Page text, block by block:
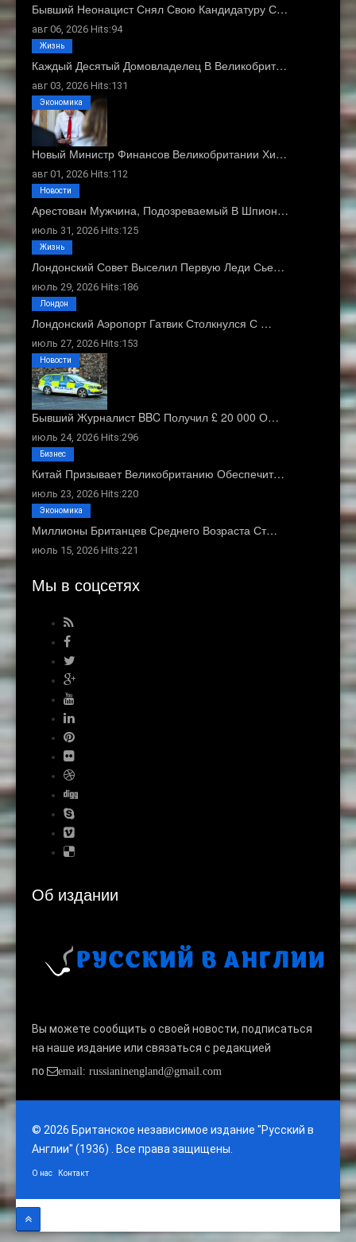
Бывший Неонацист Снял Свою Кандидатуру С…
авг 06, 2026 Hits:94
Каждый Десятый Домовладелец В Великобрит…
авг 03, 2026 Hits:131
Жизнь
Новый Министр Финансов Великобритании Хи…
авг 01, 2026 Hits:112
Экономика
Арестован Мужчина, Подозреваемый В Шпион…
июль 31, 2026 Hits:125
Новости
Лондонский Совет Выселил Первую Леди Сье…
июль 29, 2026 Hits:186
Жизнь
Лондонский Аэропорт Гатвик Столкнулся С …
июль 27, 2026 Hits:153
Лондон
Бывший Журналист BBC Получил £ 20 000 О…
июль 24, 2026 Hits:296
Новости
Китай Призывает Великобританию Обеспечит…
июль 23, 2026 Hits:220
Бизнес
Миллионы Британцев Среднего Возраста Ст…
июль 15, 2026 Hits:221
Экономика
Мы в соцсетях
Об издании
Вы можете сообщить о своей новости, подписаться
на наше издание или связаться с редакцией
по
email: russianinengland@gmail.com
© 2026 Британское независимое издание "Русский в
Англии" (1936) . Все права защищены.
О нас Контакт